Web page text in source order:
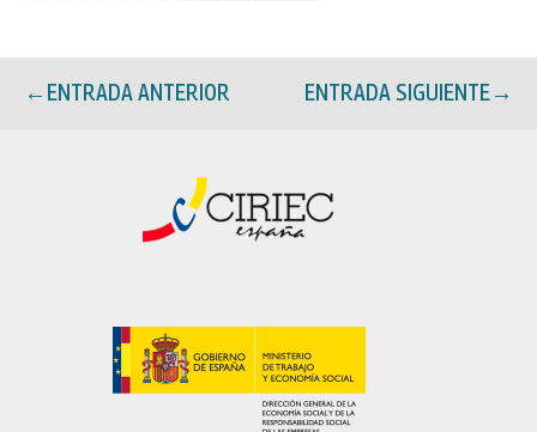
←ENTRADA ANTERIOR ENTRADA SIGUIENTE→